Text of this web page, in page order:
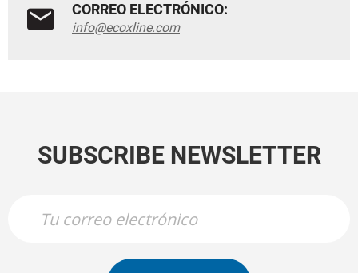
CORREO ELECTRÓNICO:
info@ecoxline.com
SUBSCRIBE NEWSLETTER